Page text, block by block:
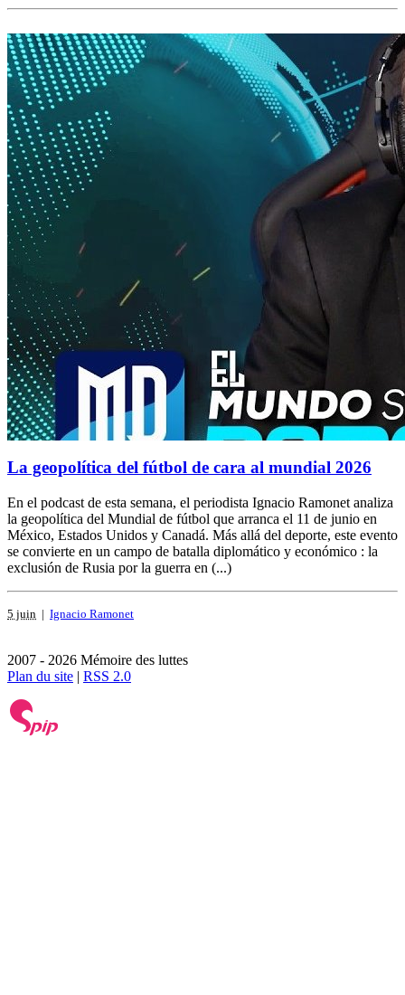
La geopolítica del fútbol de cara al mundial 2026
En el podcast de esta semana, el periodista Ignacio Ramonet analiza
la geopolítica del Mundial de fútbol que arranca el 11 de junio en
México, Estados Unidos y Canadá. Más allá del deporte, este evento
se convierte en un campo de batalla diplomático y económico : la
exclusión de Rusia por la guerra en (...)
5 juin | Ignacio Ramonet
2007 - 2026 Mémoire des luttes
Plan du site | RSS 2.0